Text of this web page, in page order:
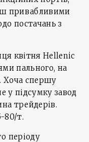
привабливими
постачань з
квітня Hellenic
пального, на
Хоча спершу
у підсумку завод
трейдерів.
80/т.
періоду